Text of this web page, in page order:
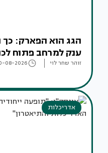
הגג הוא הפארק:
ענק למרחב פתוח
זוהר שחר לוי 08-2026
אדריכלות